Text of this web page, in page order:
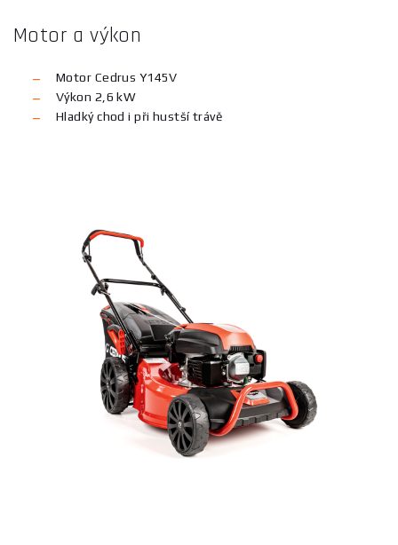
Motor a výkon
Motor Cedrus Y145V
Výkon 2,6 kW
Hladký chod i při hustší trávě